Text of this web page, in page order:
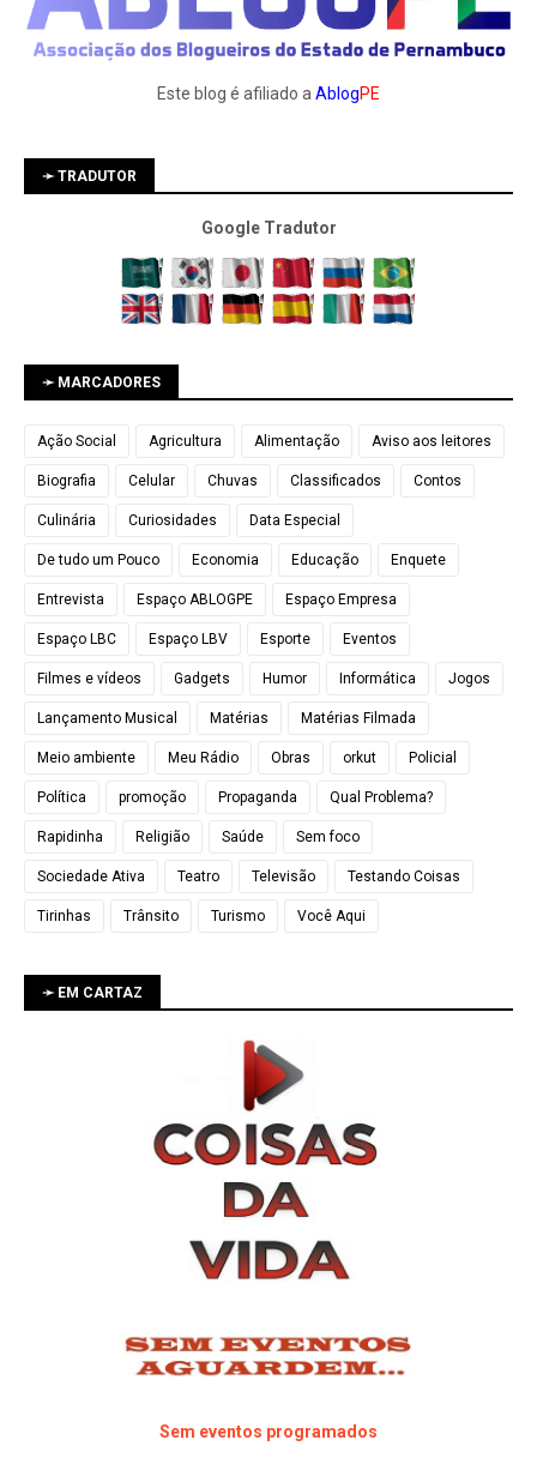
Este blog é afiliado aAblogPE
➛ TRADUTOR
Google Tradutor
➛ MARCADORES
Ação Social Agricultura Alimentação Aviso aos leitores
Biografia Celular Chuvas Classificados Contos
Culinária Curiosidades Data Especial
De tudo um Pouco Economia Educação Enquete
Entrevista Espaço ABLOGPE Espaço Empresa
Espaço LBC Espaço LBV Esporte Eventos
Filmes e vídeos Gadgets Humor Informática Jogos
Lançamento Musical Matérias Matérias Filmada
Meio ambiente Meu Rádio Obras orkut Policial
Política promoção Propaganda Qual Problema?
Rapidinha Religião Saúde Sem foco
Sociedade Ativa Teatro Televisão Testando Coisas
Tirinhas Trânsito Turismo Você Aqui
➛ EM CARTAZ
Sem eventos programados